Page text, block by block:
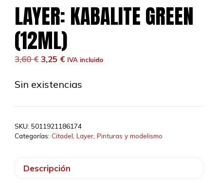
LAYER: KABALITE GREEN
(12ML)
3,60€ El
original
3,60 €.
3,25 €El
actual
3,25 €.
IVA incluido
Sin existencias
SKU: 5011921186174
Categorías: Citadel Layer Pinturas y modelismo
Descripción